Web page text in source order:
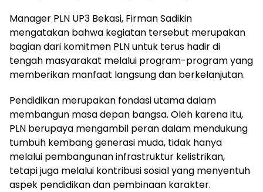
Manager PLN UP3 Bekasi, Firman Sadikin
mengatakan bahwa kegiatan tersebut merupakan
bagian dari komitmen PLN untuk terus hadir di
tengah masyarakat melalui program-program yang
memberikan manfaat langsung dan berkelanjutan.
Pendidikan merupakan fondasi utama dalam
membangun masa depan bangsa. Oleh karena itu,
PLN berupaya mengambil peran dalam mendukung
tumbuh kembang generasi muda, tidak hanya
melalui pembangunan infrastruktur kelistrikan,
tetapi juga melalui kontribusi sosial yang menyentuh
aspek pendidikan dan pembinaan karakter.